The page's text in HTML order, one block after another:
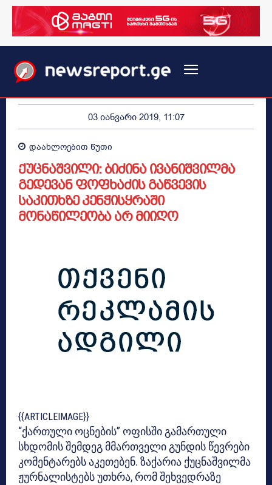
03 იანვარი 2019, 11:07
დაახლოებით წუთი
ქუცნაშვილი: ბიძინა ივანიშვილმა
გედევან ფოფხაძის გაწვევის
საკითხზე კენჭისყრაში
მონაწილეობა არ მიიღო
{{ARTICLEIMAGE}}
“ქართული ოცნების” ოფისში გამართული
სხდომის შემდეგ მმართველი გუნდის წევრები
კომენტარებს აკეთებენ. ზაქარია ქუცნაშვილმა
ჟურნალისტებს უთხრა, რომ შეხვედრაზე